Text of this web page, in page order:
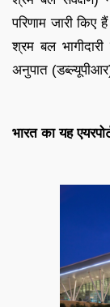
परिणाम जारी किए
श्रम बल
अनुपात
भारत का यह